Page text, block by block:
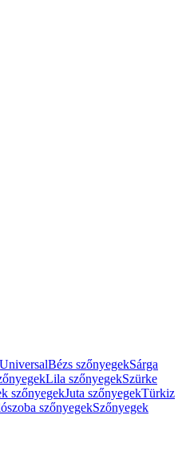
UniversalBézs szőnyegekSárga
Lila szőnyegekSzürke
szőnyegekJuta szőnyegekTürkiz
szőnyegekSzőnyegek